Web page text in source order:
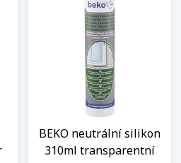
BEKO neutrální silikon
310ml transparentní